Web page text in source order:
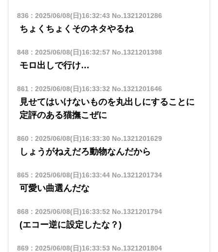
836 : 2025/06/08(日)16:32:43 No.1321201286
ちょくちょくそのネタやるね
848: 2025/06/08(日)16:32:57 No.1321201398
モロ出しで行け…
861 : 2025/06/08(日)16:33:32 No.1321201646
見せてはいけないものを丸出しにすることに
定評のある猫撫こぜに
860 : 2025/06/08(日)16:33:30 No.1321201629
しょうがねえだろ動物なんだから
865: 2025/06/08(日)16:33:44No.1321201734
可愛い曲選んだな
868: 2025/06/08(日)16:33:52 No.1321201794
(エコー逆に設定したな？)
869: 2025/06/08(日)16:33:53 No.1321201804